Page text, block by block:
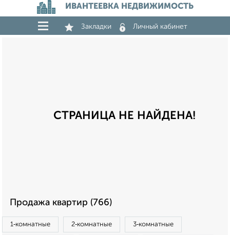
ИВАНТЕЕВКА НЕДВИЖИМОСТЬ
Закладки Личный кабинет
СТРАНИЦА НЕ НАЙДЕНА!
Продажа квартир (766)
1‑комнатные 2‑комнатные 3‑комнатные